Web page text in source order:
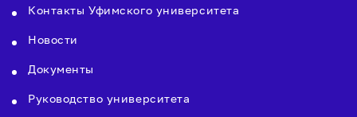
Контакты Уфимского университета
Новости
Документы
Руководство университета